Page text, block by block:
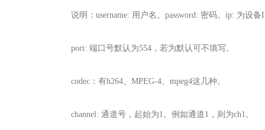
说明：username: 用户名。password: 密码。ip: 为设
port: 端口号默认为554，若为默认可不填写。
codec：有h264、MPEG-4、mpeg4这几种。
channel: 通道号，起始为1。例如通道1，则为ch1。